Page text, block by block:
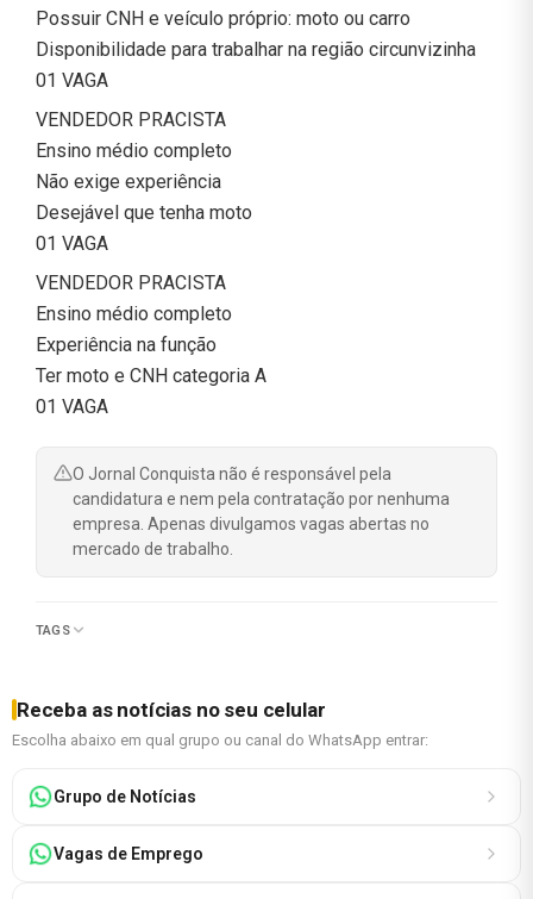
Possuir CNH e veículo próprio: moto ou carro
Disponibilidade para trabalhar na região circunvizinha
01 VAGA
VENDEDOR PRACISTA
Ensino médio completo
Não exige experiência
Desejável que tenha moto
01 VAGA
VENDEDOR PRACISTA
Ensino médio completo
Experiência na função
Ter moto e CNH categoria A
01 VAGA
O Jornal Conquista não é responsável pela
candidatura e nem pela contratação por nenhuma
empresa. Apenas divulgamos vagas abertas no
mercado de trabalho.
TAGS
Receba as notícias no seu celular
Escolha abaixo em qual grupo ou canal do WhatsApp entrar:
Grupo de Notícias
Vagas de Emprego